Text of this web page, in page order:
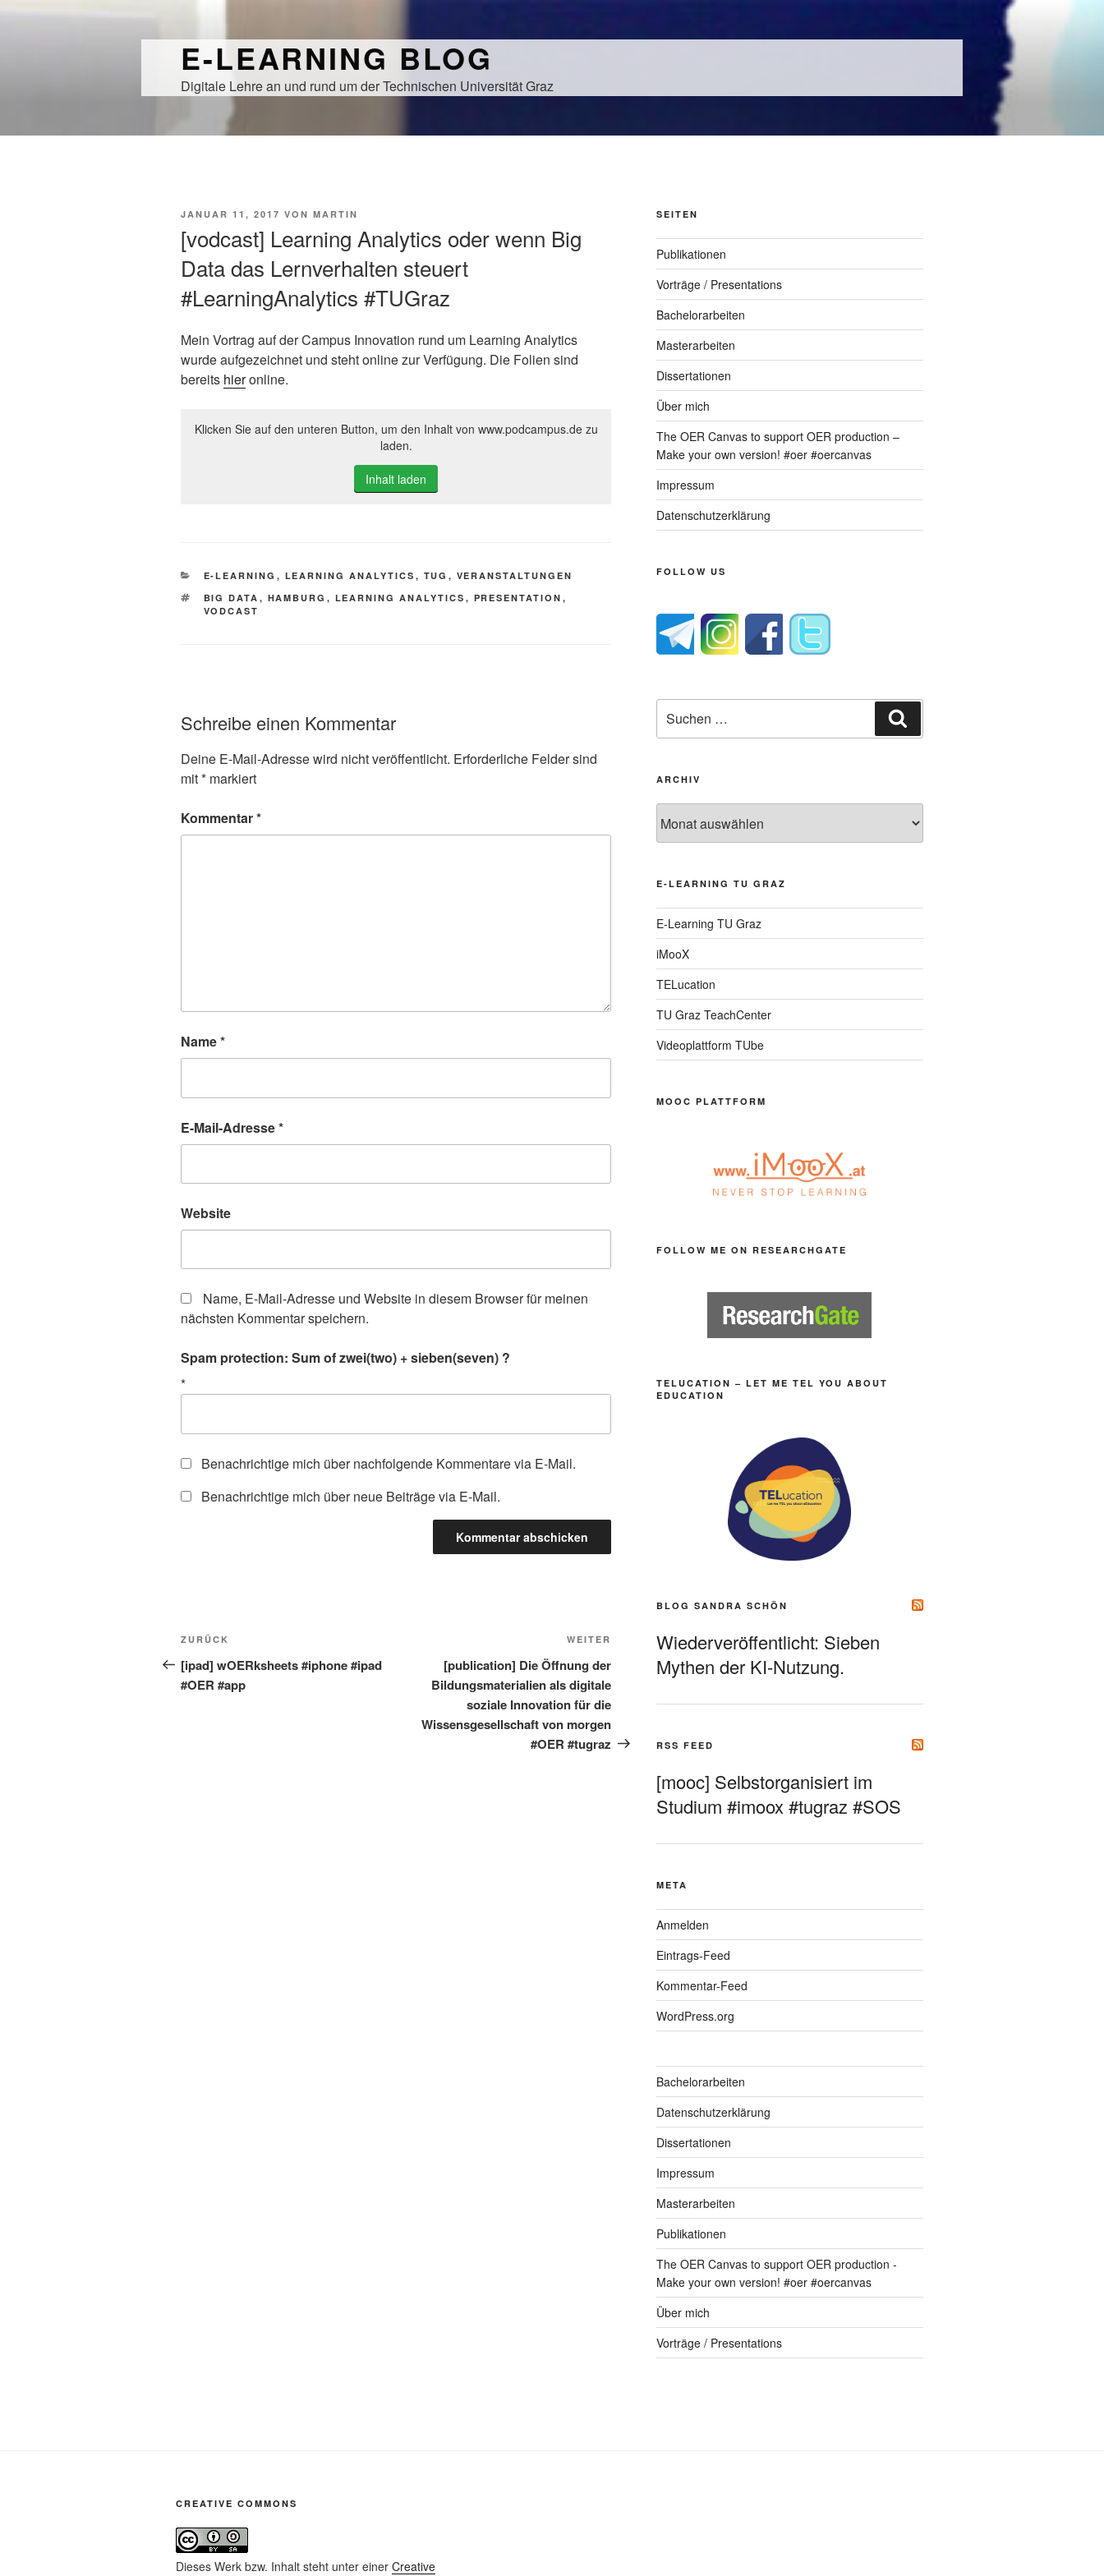
E-LEARNING BLOG
Digitale Lehre an und rund um der Technischen Universität Graz
VERÖFFENTLICHT
JANUAR 11, 2017 VON MARTIN
[vodcast] Learning Analytics oder wenn Big
Data das Lernverhalten steuert
#LearningAnalytics #TUGraz
Mein Vortrag auf der Campus Innovation rund um Learning Analytics
wurde aufgezeichnet und steht online zur Verfügung. Die Folien sind
bereits hieronline.
Klicken Sie auf den unteren Button, um den Inhalt von www.podcampus.de zu
laden.
Inhalt laden
KATEGORIEN
E-LEARNING , LEARNING ANALYTICS , TUG , VERANSTALTUNGEN
SCHLAGWÖRTER
BIG DATA , HAMBURG , LEARNING ANALYTICS , PRESENTATION ,
VODCAST
Schreibe einen Kommentar
Deine E-Mail-Adresse wird nicht veröffentlicht. Erforderliche Felder sind
mit* markiert
Kommentar*
Name*
E-Mail-Adresse*
Website
Name, E-Mail-Adresse und Website in diesem Browser für meinen
nächsten Kommentar speichern.
Spam protection: Sum of zwei(two) + sieben(seven) ?
*
Benachrichtige mich über nachfolgende Kommentare via E-Mail.
Benachrichtige mich über neue Beiträge via E-Mail.
Beitragsnavigation
Vorheriger
Beitrag
ZURÜCK
[ipad] wOERksheets #iphone #ipad
#OER #app
Nächster
Beitrag
WEITER
[publication] Die Öffnung der
Bildungsmaterialien als digitale
soziale Innovation für die
Wissensgesellschaft von morgen
#OER #tugraz
SEITEN
Publikationen
Vorträge / Presentations
Bachelorarbeiten
Masterarbeiten
Dissertationen
Über mich
The OER Canvas to support OER production –
Make your own version! #oer #oercanvas
Impressum
Datenschutzerklärung
FOLLOW US
nach:
ARCHIV
E-LEARNING TU GRAZ
E-Learning TU Graz
iMooX
TELucation
TU Graz TeachCenter
Videoplattform TUbe
MOOC PLATTFORM
FOLLOW ME ON RESEARCHGATE
TELUCATION – LET ME TEL YOU ABOUT
EDUCATION
BLOG SANDRA SCHÖN
Wiederveröffentlicht: Sieben
Mythen der KI-Nutzung.
RSS FEED
[mooc] Selbstorganisiert im
Studium #imoox #tugraz #SOS
META
Anmelden
Eintrags-Feed
Kommentar-Feed
WordPress.org
Bachelorarbeiten
Datenschutzerklärung
Dissertationen
Impressum
Masterarbeiten
Publikationen
The OER Canvas to support OER production -
Make your own version! #oer #oercanvas
Über mich
Vorträge / Presentations
CREATIVE COMMONS
Dieses Werk bzw. Inhalt steht unter einer Creative